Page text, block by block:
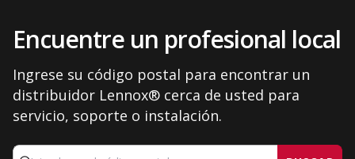
Encuentre un profesional local
Ingrese su código postal para encontrar un
distribuidor Lennox® cerca de usted para
servicio, soporte o instalación.